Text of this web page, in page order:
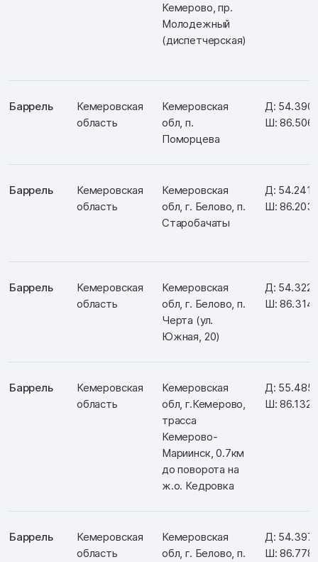
Кемерово, пр.
Молодежный
(диспетчерская)
Баррель
Кемеровская
область
Кемеровская
обл, п.
Поморцева
Д:
Ш:
Баррель
Кемеровская
область
Кемеровская
обл, г. Белово, п.
Старобачаты
Д:
Ш:
Баррель
Кемеровская
область
Кемеровская
обл, г. Белово, п.
Черта (ул.
Южная, 20)
Д:
Ш:
Баррель
Кемеровская
область
Кемеровская
обл, г.Кемерово,
трасса
Кемерово-
Мариинск, 0.7км
до поворота на
ж.о. Кедровка
Д:
Ш:
Баррель
Кемеровская
область
Кемеровская
обл, г. Белово, п.
Д:
Ш: